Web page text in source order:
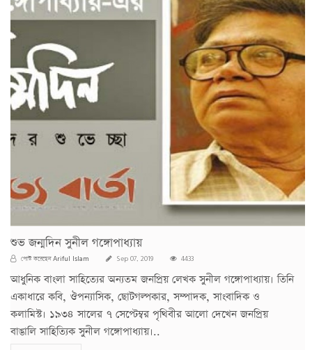
শুভ জন্মদিন সুনীল গঙ্গোপাধ্যায়
পোস্ট করেছেনAriful Islam Sep 07, 2019 4433
আধুনিক বাংলা সাহিত্যের অন্যতম জনপ্রিয় লেখক সুনীল গঙ্গোপাধ্যায়। তিনি
একাধারে কবি, ঔপন্যাসিক, ছোটগল্পকার, সম্পাদক, সাংবাদিক ও
কলামিস্ট। ১৯৩৪ সালের ৭ সেপ্টেম্বর পৃথিবীর আলো দেখেন জনপ্রিয়
বাঙালি সাহিত্যিক সুনীল গঙ্গোপাধ্যায়।..